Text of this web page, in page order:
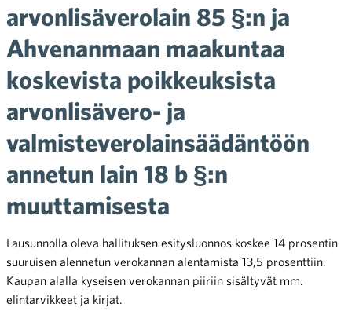
arvonlisäverolain 85 §:n ja
Ahvenanmaan maakuntaa
koskevista poikkeuksista
arvonlisävero- ja
valmisteverolainsäädäntöön
annetun lain 18 b §:n
muuttamisesta
Lausunnolla oleva hallituksen esitysluonnos koskee 14 prosentin
suuruisen alennetun verokannan alentamista 13,5 prosenttiin.
Kaupan alalla kyseisen verokannan piiriin sisältyvät mm.
elintarvikkeet ja kirjat.